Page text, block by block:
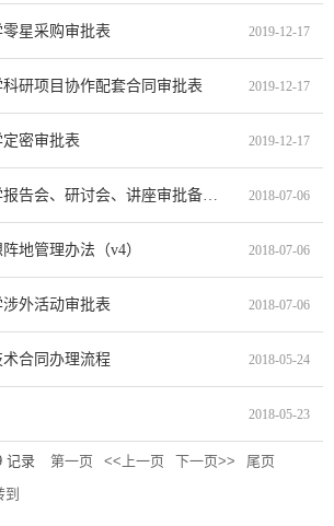
星采购审批表 2019-12-17
研项目协作配套合同审批表 2019-12-17
密审批表 2019-12-17
南京航空航天大学报告会、研讨会、讲座审批备案表 2018-07-06
地管理办法（v4） 2018-07-06
外活动审批表 2018-07-06
合同办理流程 2018-05-24
2018-05-23
记录 第一页 <<上一页 下一页>>
尾页
到